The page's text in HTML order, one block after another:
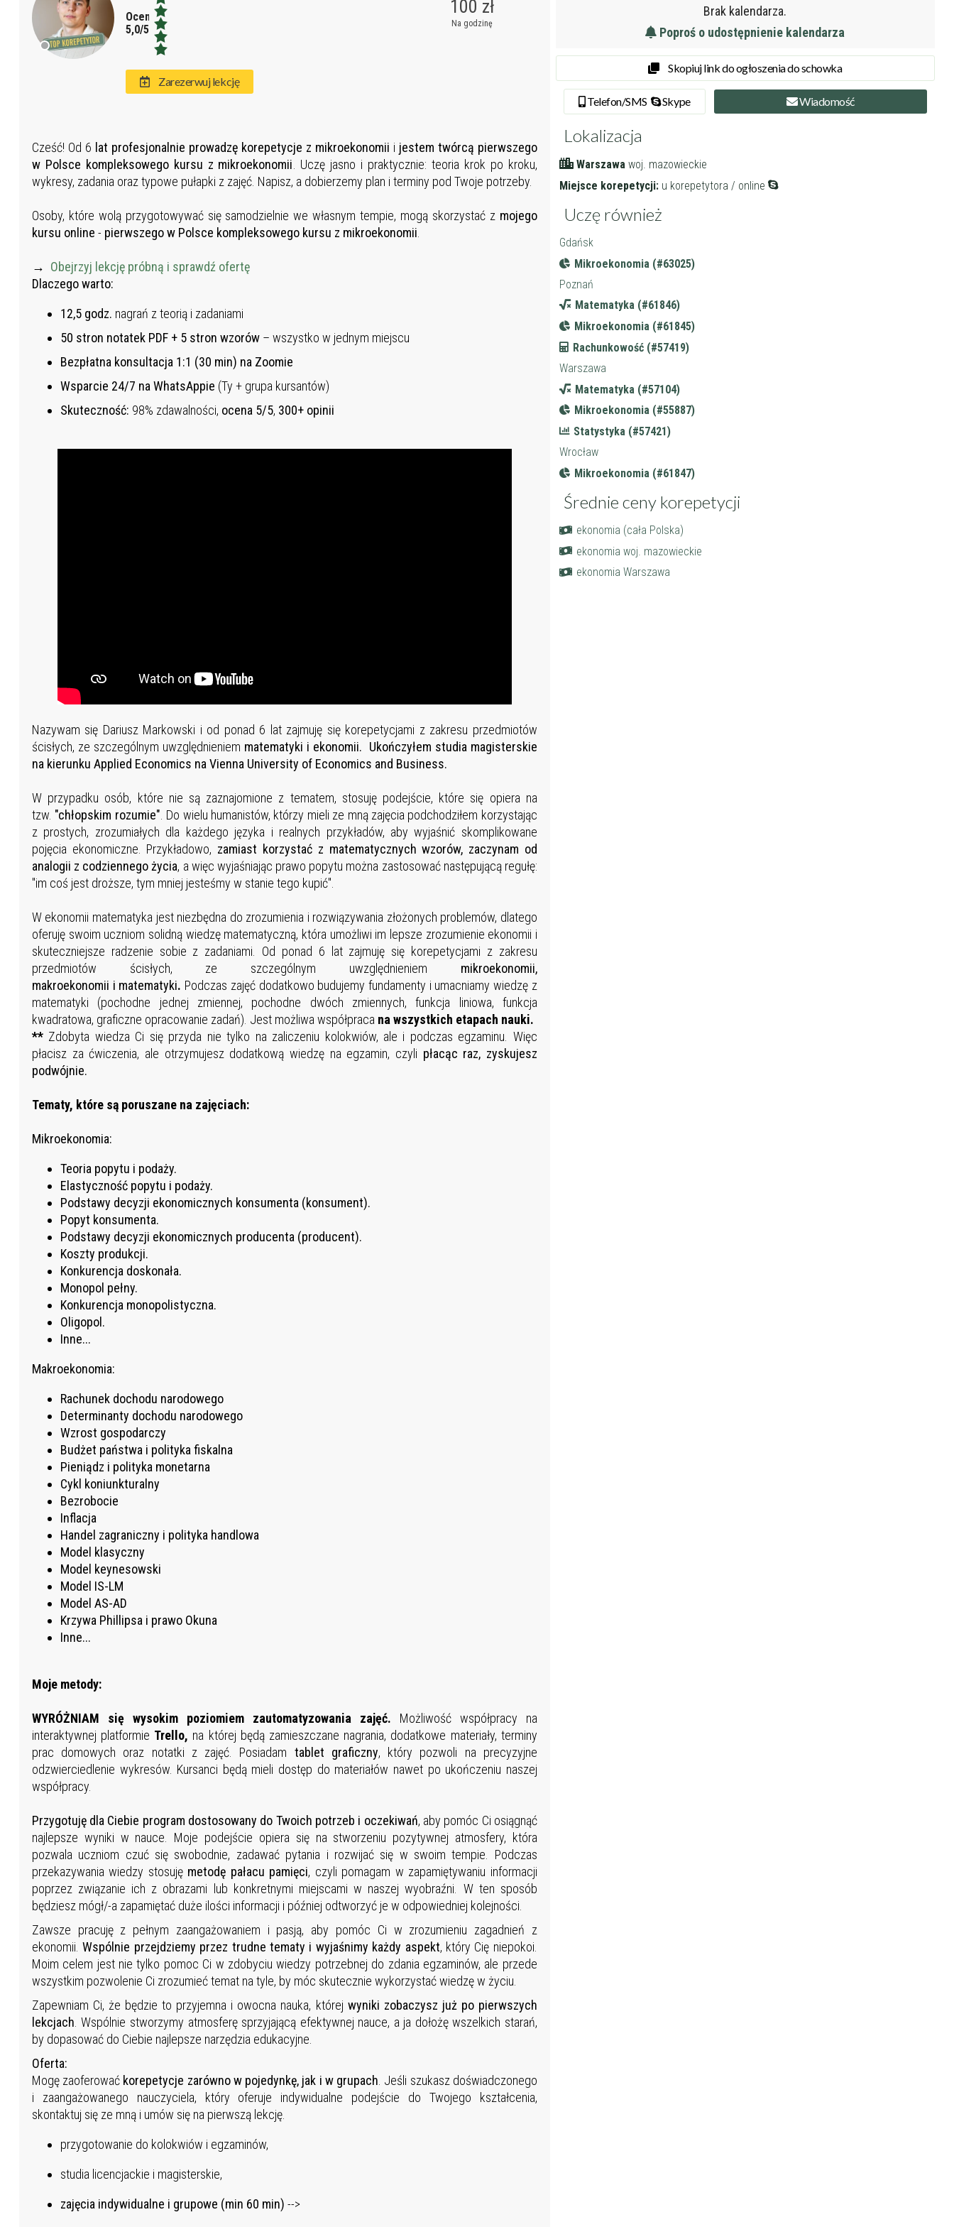
Ocena:
5,0/5,0
Zarezerwuj lekcję
100 zł
Na godzinę
Cześć! Od 6 lat profesjonalnie prowadzę korepetycje z mikroekonomii i jestem twórcą pierwszego
w Polsce kompleksowego kursu z mikroekonomii. Uczę jasno i praktycznie: teoria krok po kroku,
wykresy, zadania oraz typowe pułapki z zajęć. Napisz, a dobierzemy plan i terminy pod Twoje potrzeby.
Osoby, które wolą przygotowywać się samodzielnie we własnym tempie, mogą skorzystać z mojego
kursu online - pierwszego w Polsce kompleksowego kursu z mikroekonomii.
→ Obejrzyj lekcję próbną i sprawdź ofertę
Dlaczego warto:
12,5 godz. nagrań z teorią i zadaniami
50 stron notatek PDF + 5 stron wzorów– wszystko w jednym miejscu
Bezpłatna konsultacja 1:1 (30 min) na Zoomie
Wsparcie 24/7 na WhatsAppie (Ty + grupa kursantów)
Skuteczność: 98% zdawalności, ocena 5/5, 300+ opinii
Nazywam się Dariusz Markowski i od ponad 6 lat zajmuję się korepetycjami z zakresu przedmiotów
ścisłych, ze szczególnym uwzględnieniem matematyki i ekonomii. Ukończyłem studia magisterskie
na kierunku Applied Economics na Vienna University of Economics and Business.
W przypadku osób, które nie są zaznajomione z tematem, stosuję podejście, które się opiera na
tzw. "chłopskim rozumie". Do wielu humanistów, którzy mieli ze mną zajęcia podchodziłem korzystając
z prostych, zrozumiałych dla każdego języka i realnych przykładów, aby wyjaśnić skomplikowane
pojęcia ekonomiczne. Przykładowo, zamiast korzystać z matematycznych wzorów, zaczynam od
analogii z codziennego życia, a więc wyjaśniając prawo popytu można zastosować następującą regułę:
"im coś jest droższe, tym mniej jesteśmy w stanie tego kupić".
W ekonomii matematyka jest niezbędna do zrozumienia i rozwiązywania złożonych problemów, dlatego
oferuję swoim uczniom solidną wiedzę matematyczną, która umożliwi im lepsze zrozumienie ekonomii i
skuteczniejsze radzenie sobie z zadaniami. Od ponad 6 lat zajmuję się korepetycjami z zakresu
przedmiotów ścisłych, ze szczególnym uwzględnieniem mikroekonomii,
makroekonomii i matematyki. Podczas zajęć dodatkowo budujemy fundamenty i umacniamy wiedzę z
matematyki (pochodne jednej zmiennej, pochodne dwóch zmiennych, funkcja liniowa, funkcja
kwadratowa, graficzne opracowanie zadań). Jest możliwa współpraca na wszystkich etapach nauki.
** Zdobyta wiedza Ci się przyda nie tylko na zaliczeniu kolokwiów, ale i podczas egzaminu. Więc
płacisz za ćwiczenia, ale otrzymujesz dodatkową wiedzę na egzamin, czyli płacąc raz, zyskujesz
podwójnie.
Tematy, które są poruszane na zajęciach:
Mikroekonomia:
Teoria popytu i podaży.
Elastyczność popytu i podaży.
Podstawy decyzji ekonomicznych konsumenta (konsument).
Popyt konsumenta.
Podstawy decyzji ekonomicznych producenta (producent).
Koszty produkcji.
Konkurencja doskonała.
Monopol pełny.
Konkurencja monopolistyczna.
Oligopol.
Inne...
Makroekonomia:
Rachunek dochodu narodowego
Determinanty dochodu narodowego
Wzrost gospodarczy
Budżet państwa i polityka fiskalna
Pieniądz i polityka monetarna
Cykl koniunkturalny
Bezrobocie
Inflacja
Handel zagraniczny i polityka handlowa
Model klasyczny
Model keynesowski
Model IS-LM
Model AS-AD
Krzywa Phillipsa i prawo Okuna
Inne...
Moje metody:
WYRÓŻNIAM się wysokim poziomiem zautomatyzowania zajęć. Możliwość współpracy na
interaktywnej platformie Trello, na której będą zamieszczane nagrania, dodatkowe materiały, terminy
prac domowych oraz notatki z zajęć. Posiadam tablet graficzny, który pozwoli na precyzyjne
odzwierciedlenie wykresów. Kursanci będą mieli dostęp do materiałów nawet po ukończeniu naszej
współpracy.
Przygotuję dla Ciebie program dostosowany do Twoich potrzeb i oczekiwań, aby pomóc Ci osiągnąć
najlepsze wyniki w nauce. Moje podejście opiera się na stworzeniu pozytywnej atmosfery, która
pozwala uczniom czuć się swobodnie, zadawać pytania i rozwijać się w swoim tempie. Podczas
przekazywania wiedzy stosuję metodę pałacu pamięci, czyli pomagam w zapamiętywaniu informacji
poprzez związanie ich z obrazami lub konkretnymi miejscami w naszej wyobraźni. W ten sposób
będziesz mógł/-a zapamiętać duże ilości informacji i później odtworzyć je w odpowiedniej kolejności.
Zawsze pracuję z pełnym zaangażowaniem i pasją, aby pomóc Ci w zrozumieniu zagadnień z
ekonomii.Wspólnie przejdziemy przez trudne tematy i wyjaśnimy każdy aspekt, który Cię niepokoi.
Moim celem jest nie tylko pomoc Ci w zdobyciu wiedzy potrzebnej do zdania egzaminów, ale przede
wszystkim pozwolenie Ci zrozumieć temat na tyle, by móc skutecznie wykorzystać wiedzę w życiu.
Zapewniam Ci, że będzie to przyjemna i owocna nauka, której wyniki zobaczysz już po pierwszych
lekcjach. Wspólnie stworzymy atmosferę sprzyjającą efektywnej nauce, a ja dołożę wszelkich starań,
by dopasować do Ciebie najlepsze narzędzia edukacyjne.
Oferta:
Mogę zaoferować korepetycje zarówno w pojedynkę, jak i w grupach. Jeśli szukasz doświadczonego
i zaangażowanego nauczyciela, który oferuje indywidualne podejście do Twojego kształcenia,
skontaktuj się ze mną i umów się na pierwszą lekcję.
przygotowanie do kolokwiów i egzaminów,
studia licencjackie i magisterskie,
zajęcia indywidualne i grupowe (min 60 min) -->
Brak kalendarza.
Poproś o udostępnienie kalendarza
Skopiuj link do ogłoszenia do schowka
Telefon/SMS Skype Wiadomość
Lokalizacja
Warszawa woj. mazowieckie
Miejsce korepetycji:u korepetytora / online
Uczę również
Gdańsk
Mikroekonomia (#63025)
Poznań
Matematyka (#61846)
Mikroekonomia (#61845)
Rachunkowość (#57419)
Warszawa
Matematyka (#57104)
Mikroekonomia (#55887)
Statystyka (#57421)
Wrocław
Mikroekonomia (#61847)
Średnie ceny korepetycji
ekonomia (cała Polska)
ekonomia woj. mazowieckie
ekonomia Warszawa